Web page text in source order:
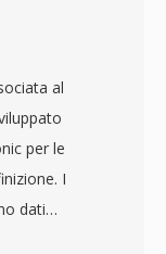
al
per le
I
dati
AVC